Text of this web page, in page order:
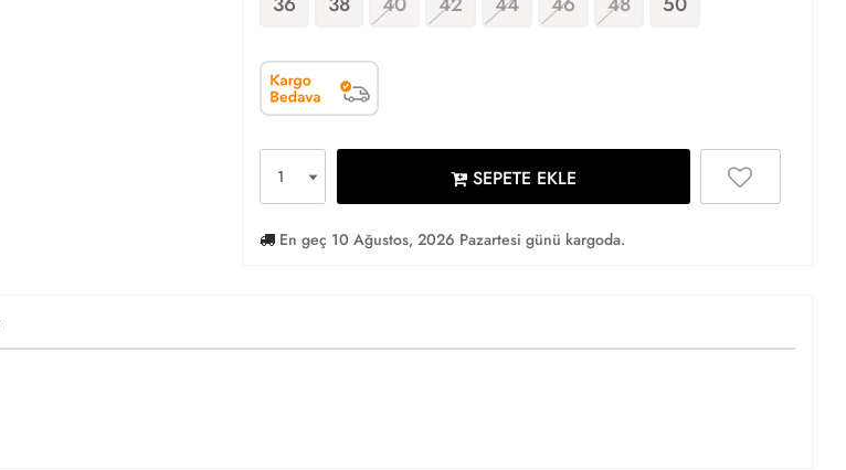
SEPETE EKLE
En geç 10 Ağustos, 2026 Pazartesi günü kargoda.